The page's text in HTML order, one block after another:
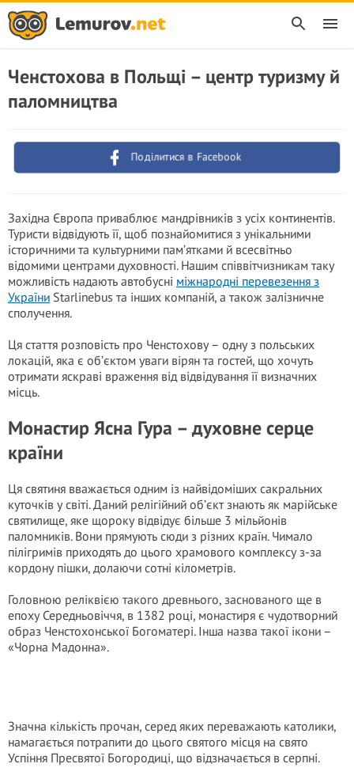
Ченстохова в Польщі – центр туризму й
паломництва
Поділитися в Facebook
Західна Європа приваблює мандрівників з усіх континентів.
Туристи відвідують її, щоб познайомитися з унікальними
історичними та культурними пам’ятками й всесвітньо
відомими центрами духовності. Нашим співвітчизникам таку
можливість надають автобусні міжнародні перевезення з
України Starlinebus та інших компаній, а також залізничне
сполучення.
Ця стаття розповість про Ченстохову – одну з польських
локацій, яка є об’єктом уваги вірян та гостей, що хочуть
отримати яскраві враження від відвідування її визначних
місць.
Монастир Ясна Гура – духовне серце
країни
Ця святиня вважається одним із найвідоміших сакральних
куточків у світі. Даний релігійний об’єкт знають як марійське
святилище, яке щороку відвідує більше 3 мільйонів
паломників. Вони прямують сюди з різних країн. Чимало
пілігримів приходять до цього храмового комплексу з-за
кордону пішки, долаючи сотні кілометрів.
Головною реліквією такого древнього, заснованого ще в
епоху Середньовіччя, в 1382 році, монастиря є чудотворний
образ Ченстохонської Богоматері. Інша назва такої ікони –
«Чорна Мадонна».
Значна кількість прочан, серед яких переважають католики,
намагається потрапити до цього святого місця на свято
Успіння Пресвятої Богородиці, що відзначається в серпні.